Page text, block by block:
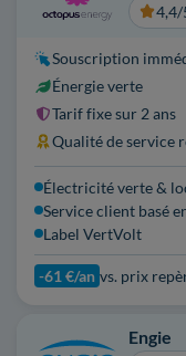
4,4/
Souscription
Énergie verte
Tarif fixe sur 2 ans
Qualité de service
Électricité verte &
Service client basé
Label VertVolt
-61 €/an vs. prix
Engie